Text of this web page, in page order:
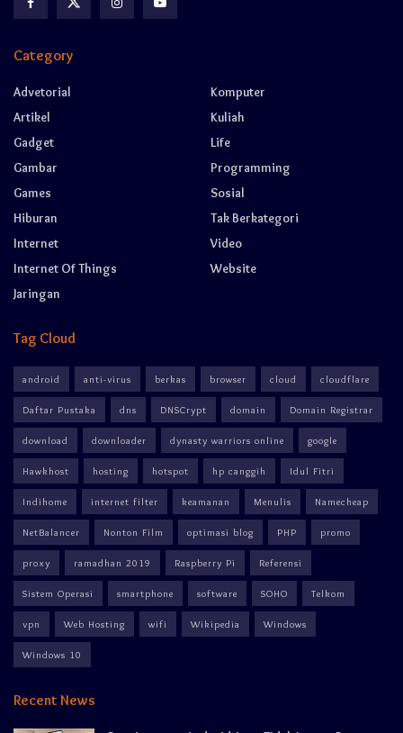
Category
Advetorial
Artikel
Gadget
Gambar
Games
Hiburan
Internet
Internet Of Things
Jaringan
Komputer
Kuliah
Life
Programming
Sosial
Tak Berkategori
Video
Website
Tag Cloud
android anti-virus berkas browser cloud cloudflare
Daftar Pustaka dns DNSCrypt domain Domain Registrar
download downloader dynasty warriors online google
Hawkhost hosting hotspot hp canggih Idul Fitri
Indihome internet filter keamanan Menulis Namecheap
NetBalancer Nonton Film optimasi blog PHP promo
proxy ramadhan 2019 Raspberry Pi Referensi
Sistem Operasi smartphone software SOHO Telkom
vpn Web Hosting wifi Wikipedia Windows
Windows 10
Recent News